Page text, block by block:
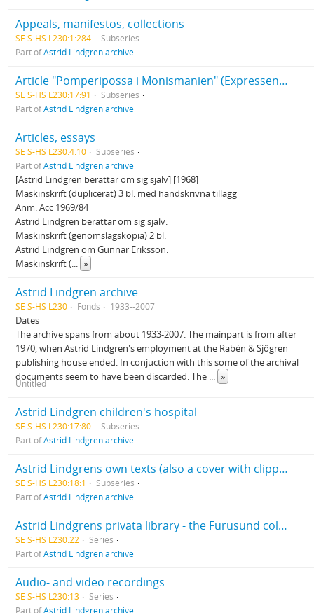
Appeals, manifestos, collections
SE S-HS L230:1:284
Subseries
Part ofAstrid Lindgren archive
Article "Pomperipossa i Monismanien" (Expressen, 1976-03-10)
SE S-HS L230:17:91
Subseries
Part ofAstrid Lindgren archive
Articles, essays
SE S-HS L230:4:10
Subseries
Part ofAstrid Lindgren archive
[Astrid Lindgren berättar om sig själv] [1968]
Maskinskrift (duplicerat) 3 bl. med handskrivna tillägg
Anm: Acc 1969/84
Astrid Lindgren berättar om sig själv.
Maskinskrift (genomslagskopia) 2 bl.
Astrid Lindgren om Gunnar Eriksson.
Maskinskrift (... »
Astrid Lindgren archive
SE S-HS L230 Fonds 1933--2007
Dates
The archive spans from about 1933-2007. The mainpart is from after
1970, when Astrid Lindgren's employment at the Rabén & Sjögren
publishing house ended. In conjuction with this some of the archival
documents seem to have been discarded. The ... »
Untitled
Astrid Lindgren children's hospital
SE S-HS L230:17:80
Subseries
Part ofAstrid Lindgren archive
Astrid Lindgrens own texts (also a cover with clippings)
SE S-HS L230:18:1
Subseries
Part ofAstrid Lindgren archive
Astrid Lindgrens privata library - the Furusund collection
SE S-HS L230:22
Series
Part ofAstrid Lindgren archive
Audio- and video recordings
SE S-HS L230:13
Series
Part ofAstrid Lindgren archive